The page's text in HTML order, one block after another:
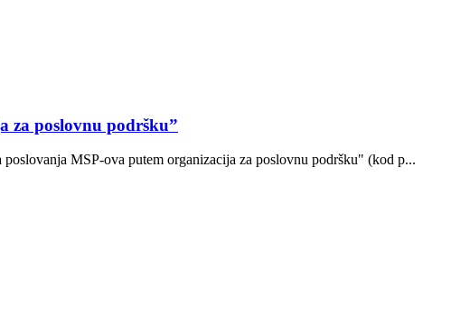
za poslovnu podršku”
MSP-ova putem organizacija za poslovnu podršku" (kod p...